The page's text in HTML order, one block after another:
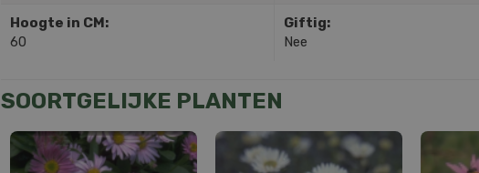
Hoogte in CM:
60
Giftig:
Nee
SOORTGELIJKE PLANTEN